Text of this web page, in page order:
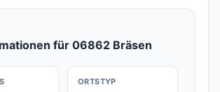
für 06862 Bräsen
ORTSTYP